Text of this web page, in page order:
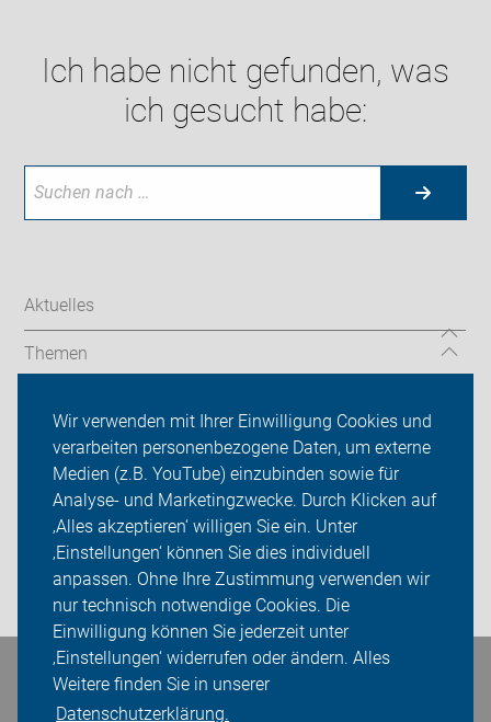
Wir verwenden mit Ihrer Einwilligung Cookies und
verarbeiten personenbezogene Daten, um externe
Medien (z.B. YouTube) einzubinden sowie für
Analyse- und Marketingzwecke. Durch Klicken auf
‚Alles akzeptieren‘ willigen Sie ein. Unter
‚Einstellungen‘ können Sie dies individuell
anpassen. Ohne Ihre Zustimmung verwenden wir
nur technisch notwendige Cookies. Die
Einwilligung können Sie jederzeit unter
‚Einstellungen‘ widerrufen oder ändern. Alles
Weitere finden Sie in unserer
Datenschutzerklärung.
Ich habe nicht gefunden, was
ich gesucht habe:
Aktuelles
Themen
Kreisverband Esslingen
Sei dabei
Presse
Login
Bleiben Sie in Kontakt